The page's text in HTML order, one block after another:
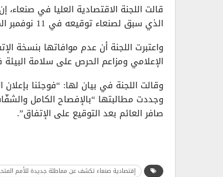
قالت اللجنة الاقتصادية العليا في
الذي سبق لصنعاء توقيعه في 11 نوفمبر الماضي، محذرة من مخاطر التأخير في صيانة الخزان.
واعتبرت اللجنة أن عدم موافاتها بنسخة
الإعلامي ومزاعم الحرص على سلامة البيئة
وجددت مطالبتها “بالإفصاح الكامل
صافر العائم بعد التوقيع على الإتفاق”.
إقتصادية صنعاء تكشف عن مماطلة جديدة للأمم